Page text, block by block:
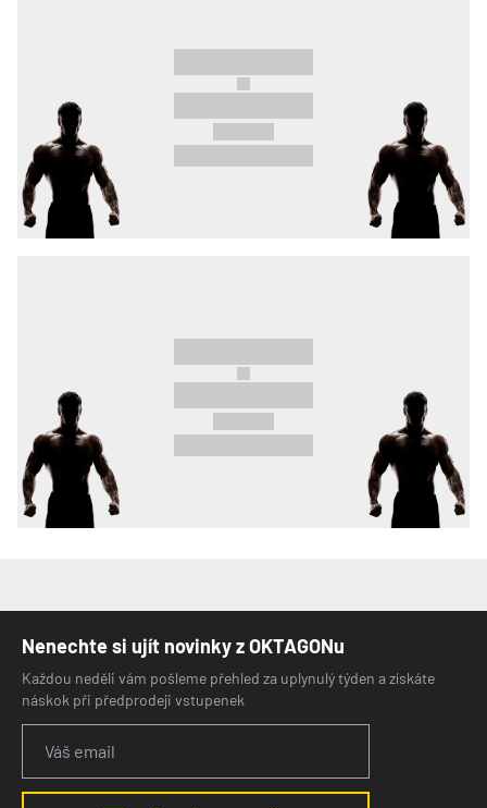
Nenechte si ujít novinky z OKTAGONu
Každou neděli vám pošleme přehled za uplynulý týden a získáte
náskok při předprodeji vstupenek